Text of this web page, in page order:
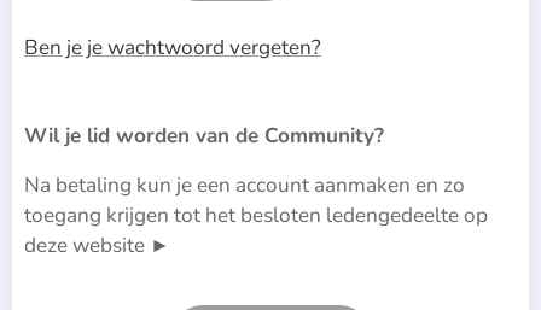
Ben je je wachtwoord vergeten?
Wil je lid worden van de Community?
Na betaling kun je een account aanmaken en zo
toegang krijgen tot het besloten ledengedeelte op
deze website ►